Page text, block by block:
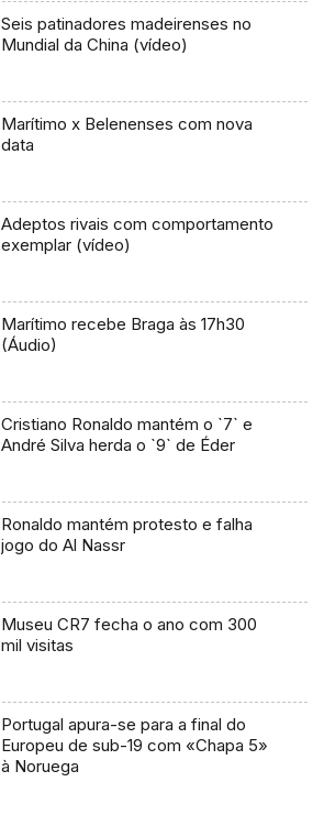
Seis patinadores madeirenses no
Mundial da China (vídeo)
Marítimo x Belenenses com nova
data
Adeptos rivais com comportamento
exemplar (vídeo)
Marítimo recebe Braga às 17h30
(Áudio)
Cristiano Ronaldo mantém o `7` e
André Silva herda o `9` de Éder
Ronaldo mantém protesto e falha
jogo do Al Nassr
Museu CR7 fecha o ano com 300
mil visitas
Portugal apura-se para a final do
Europeu de sub-19 com «Chapa 5»
à Noruega